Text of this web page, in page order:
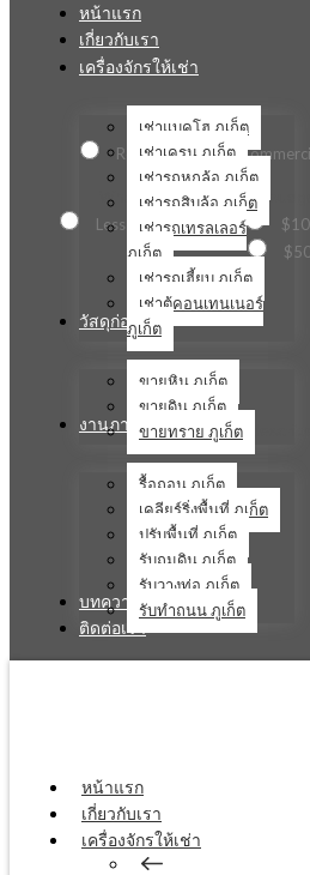
Residential
What is the estimated
Less than $100,000
Briefly
หน้าแรก
เกี่ยวกับเรา
เครื่องจักรให้เช่า
เช่าแบคโฮ ภูเก็ต
เช่าเครน ภูเก็ต
เช่ารถหกล้อ ภูเก็ต
เช่ารถสิบล้อ ภูเก็ต
เช่ารถเทรลเลอร์
ภูเก็ต
เช่ารถเฮี้ยบ ภูเก็ต
เช่าตู้คอนเทนเนอร์
ภูเก็ต
วัสดุก่อสร้าง
ขายหิน ภูเก็ต
ขายดิน ภูเก็ต
ขายทราย ภูเก็ต
งานภาคสนาม
รื้อถอน ภูเก็ต
เคลียร์ริ่งพื้นที่ ภูเก็ต
ปรับพื้นที่ ภูเก็ต
รับถมดิน ภูเก็ต
รับวางท่อ ภูเก็ต
รับทำถนน ภูเก็ต
บทความ
ติดต่อเรา
หน้าแรก
เกี่ยวกับเรา
เครื่องจักรให้เช่า